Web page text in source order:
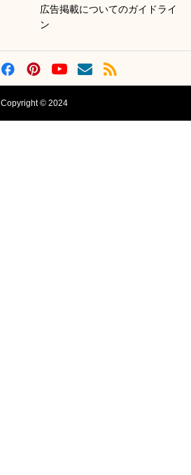
広告掲載についてのガイドライ
ン
Copyright © 2024